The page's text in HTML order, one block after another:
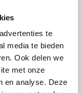
te
media te bieden
Ook delen we
met onze
en analyse. Deze
de volgende